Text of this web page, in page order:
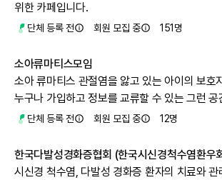
위한 카페입니다.
단체 등록 전 회원 모집 중 151 명
소아류마티스모임
소아 류마티스 관절염을 앓고 있는 아이의 보호
누구나 가입하고 정보를 교류할 수 있는 그런 공
만들고자 합니다.
단체 등록 전 회원 모집 중 12명
한국다발성경화증협회 (한국시신경척수염환우
시신경 척수염, 다발성 경화증 환자의 치료와 관